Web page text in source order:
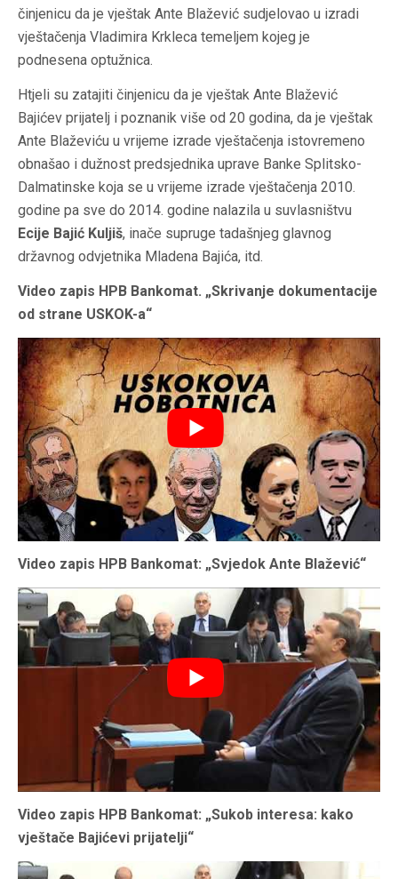
činjenicu da je vještak Ante Blažević sudjelovao u izradi
vještačenja Vladimira Krkleca temeljem kojeg je
podnesena optužnica.
Htjeli su zatajiti činjenicu da je vještak Ante Blažević
Bajićev prijatelj i poznanik više od 20 godina, da je vještak
Ante Blaževiću u vrijeme izrade vještačenja istovremeno
obnašao i dužnost predsjednika uprave Banke Splitsko-
Dalmatinske koja se u vrijeme izrade vještačenja 2010.
godine pa sve do 2014. godine nalazila u suvlasništvu
Ecije Bajić Kuljiš, inače supruge tadašnjeg glavnog
državnog odvjetnika Mladena Bajića, itd.
Video zapis HPB Bankomat. „Skrivanje dokumentacije
od strane USKOK-a“
Video zapis HPB Bankomat: „Svjedok Ante Blažević“
Video zapis HPB Bankomat: „Sukob interesa: kako
vještače Bajićevi prijatelji“